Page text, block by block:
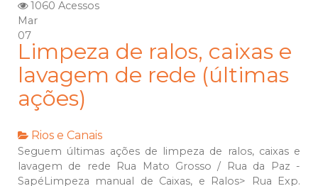
1060 Acessos
Mar
07
Limpeza de ralos, caixas e
lavagem de rede (últimas
ações)
Rios e Canais
Seguem últimas ações de limpeza de ralos, caixas e
lavagem de rede Rua Mato Grosso / Rua da Paz -
SapéLimpeza manual de Caixas, e Ralos> Rua Exp.